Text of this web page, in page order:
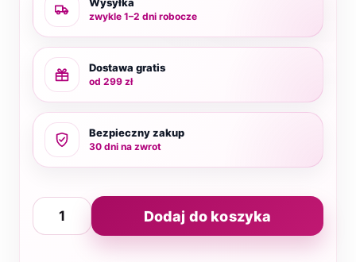
ilość
Błyszczyk
Dodaj do koszyka
zwykle 1–2 dni robocze
Dostawa gratis
od 299 zł
Bezpieczny zakup
30 dni na zwrot